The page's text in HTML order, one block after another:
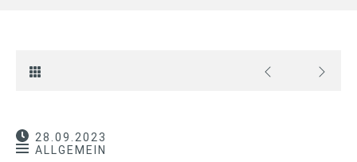
28.09.2023
ALLGEMEIN